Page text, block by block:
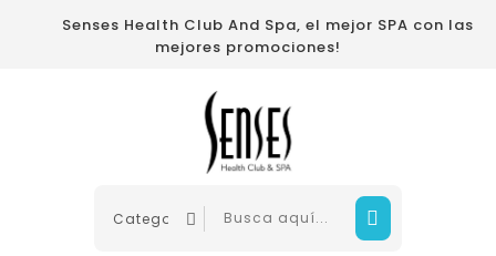
Senses Health Club And Spa, el mejor SPA con las
mejores promociones!